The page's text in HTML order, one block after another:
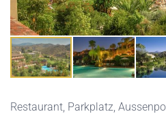
Restaurant, Parkplatz,